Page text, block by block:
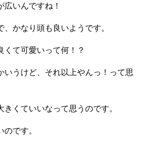
広いんですね！
、かなり頭も良いようです。
くて可愛いって何！？
いうけど、それ以上やんっ！って思
くていいなって思うのです。
です。